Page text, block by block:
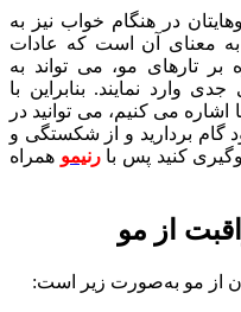
در هنگام خواب نیز به
به معنای آن است که عادات
تارهای مو، می تواند به
وارد نمایند. بنابراین با
می کنیم، می توانید در
بردارید و از شکستگی و
کنید پس بارنیمو همراه
از مو
از مو به‌صورت زیر است: